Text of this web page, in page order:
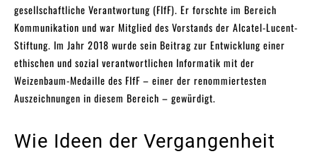
gesellschaftliche Verantwortung (FIfF). Er forschte im Bereich
Kommunikation und war Mitglied des Vorstands der Alcatel-Lucent-
Stiftung. Im Jahr 2018 wurde sein Beitrag zur Entwicklung einer
ethischen und sozial verantwortlichen Informatik mit der
Weizenbaum-Medaille des FIfF – einer der renommiertesten
Auszeichnungen in diesem Bereich – gewürdigt.
Wie Ideen der Vergangenheit